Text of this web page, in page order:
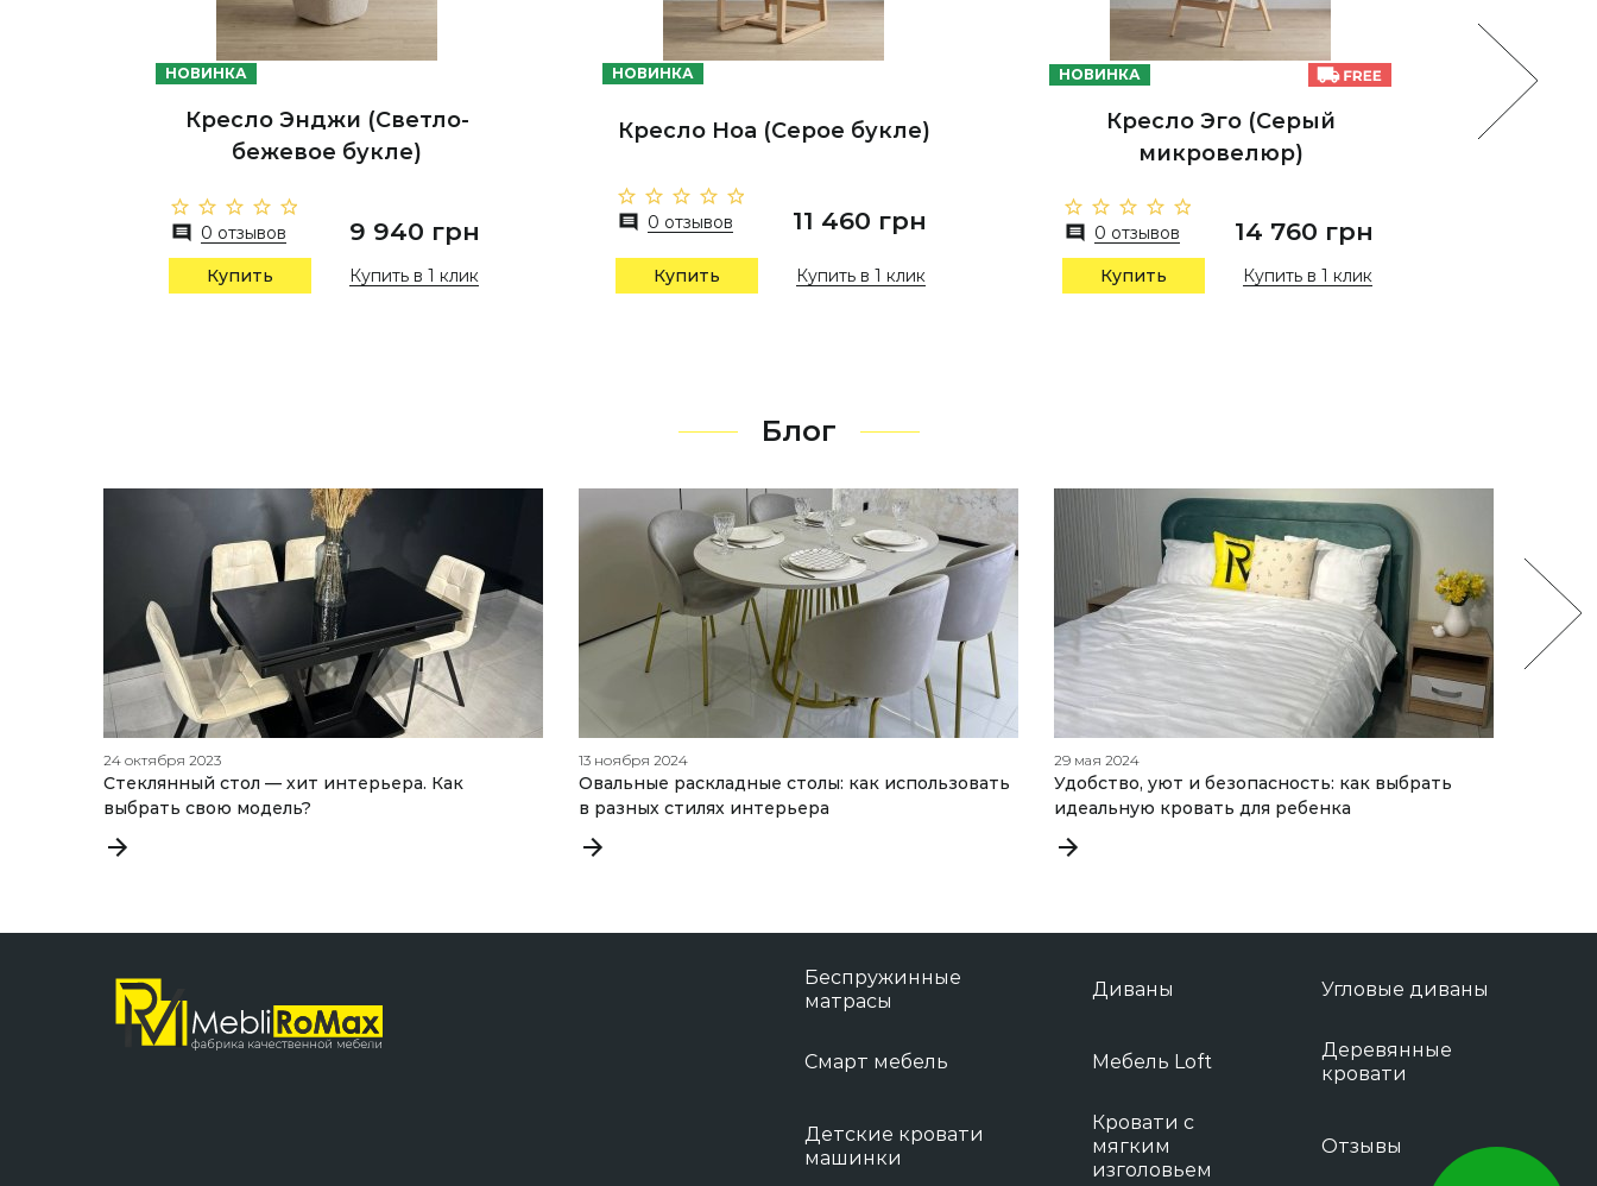
НОВИНКА
Кресло Энджи (Светло-
бежевое букле)
0 отзывов 9 940 грн
Купить Купить в 1 клик
НОВИНКА
Кресло Ноа (Серое букле)
0 отзывов 11 460 грн
Купить Купить в 1 клик
НОВИНКА
Кресло Эго (Серый
микровелюр)
0 отзывов 14 760 грн
Купить Купить в 1 клик
НОВИНКА
Блог
24 октября 2023
Стеклянный стол — хит интерьера. Как
выбрать свою модель?
13 ноября 2024
Овальные раскладные столы: как использовать
в разных стилях интерьера
29 мая 2024
Удобство, уют и безопасность: как выбрать
идеальную кровать для ребенка
Беспружинные
матрасы
Диваны Угловые диваны
Смарт мебель Мебель Loft
Деревянные
кровати
Детские кровати
машинки
Кровати с
мягким
изголовьем
Отзывы